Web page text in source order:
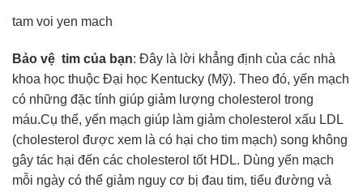
tam voi yen mach
Bảo vệ tim của bạn: Đây là lời khẳng định của các nhà
khoa học thuộc Đại học Kentucky (Mỹ). Theo đó, yến mạch
có những đặc tính giúp giảm lượng cholesterol trong
máu.Cụ thể, yến mạch giúp làm giảm cholesterol xấu LDL
(cholesterol được xem là có hại cho tim mạch) song không
gây tác hại đến các cholesterol tốt HDL. Dùng yến mạch
mỗi ngày có thể giảm nguy cơ bị đau tim, tiểu đường và